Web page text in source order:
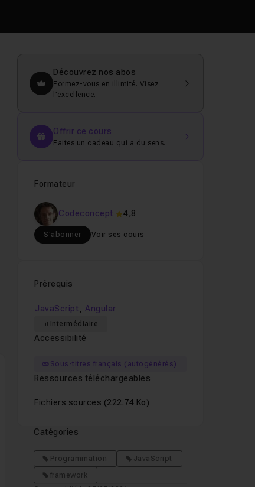
Découvrez nos abos
Formez-vous en illimité. Visez
l’excellence.
Offrir ce cours
Faites un cadeau qui a du sens.
Formateur
Codeconcept 4,8
S'abonner Voir ses cours
Prérequis
JavaScript, Angular
Intermédiaire
Accessibilité
Sous-titres français (autogénérés)
Ressources téléchargeables
Fichiers sources (222.74 Ko)
Catégories
Programmation
JavaScript
framework